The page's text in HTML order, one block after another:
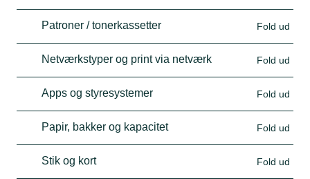
Patroner / tonerkassetter Fold ud
Netværkstyper og print via netværk Fold ud
Apps og styresystemer Fold ud
Papir, bakker og kapacitet Fold ud
Stik og kort Fold ud